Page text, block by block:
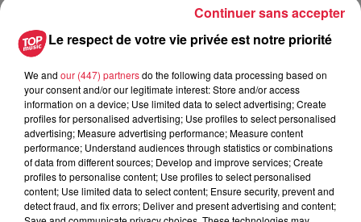
Europa-Park : des précisons sur
4 août 2026
Vélos d'occasion en Alsace : les
meilleures adresses pour rouler à...
Le respect de votre vie privée est notre priorité
We and our (447) partnersdo the following data processing based on
your consent and/or our legitimate interest: Store and/or access
information on a device; Use limited data to select advertising; Create
profiles for personalised advertising; Use profiles to select personalised
advertising; Measure advertising performance; Measure content
performance; Understand audiences through statistics or combinations
of data from different sources; Develop and improve services; Create
profiles to personalise content; Use profiles to select personalised
content; Use limited data to select content; Ensure security, prevent and
detect fraud, and fix errors; Deliver and present advertising and content;
Continuer sans accepter